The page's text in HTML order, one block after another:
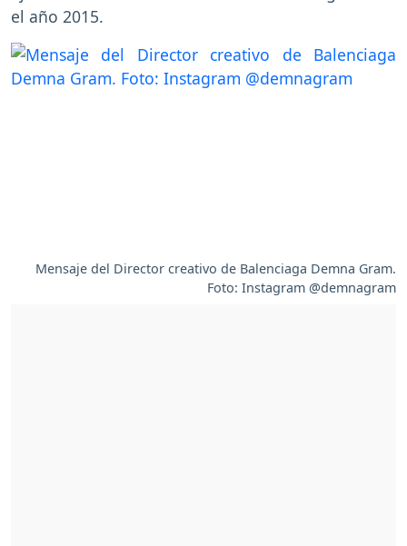
el año 2015.
Mensaje del Director creativo de Balenciaga Demna Gram.
Foto: Instagram @demnagram